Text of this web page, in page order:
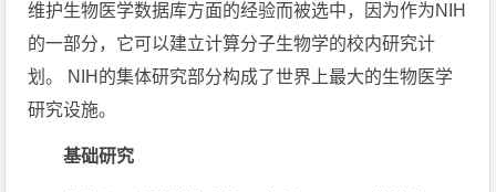
维护生物医学数据库方面的经验而被选中，因为作为NIH
的一部分，它可以建立计算分子生物学的校内研究计
划。 NIH的集体研究部分构成了世界上最大的生物医学
研究设施。
基础研究